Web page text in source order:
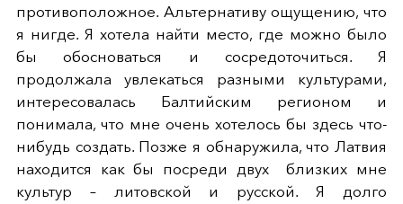
противоположное. Альтернативу ощущению, что
я нигде. Я хотела найти место, где можно было
бы обосноваться и сосредоточиться. Я
продолжала увлекаться разными культурами,
интересовалась Балтийским регионом и
понимала, что мне очень хотелось бы здесь что-
нибудь создать. Позже я обнаружила, что Латвия
находится как бы посреди двух близких мне
культур – литовской и русской. Я долго